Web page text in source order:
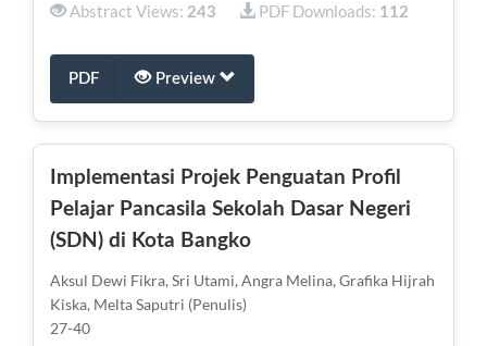
Abstract Views: 243 PDF Downloads: 112
PDF Preview
Implementasi Projek Penguatan Profil
Pelajar Pancasila Sekolah Dasar Negeri
(SDN) di Kota Bangko
Aksul Dewi Fikra, Sri Utami, Angra Melina, Grafika Hijrah
Kiska, Melta Saputri (Penulis)
27-40